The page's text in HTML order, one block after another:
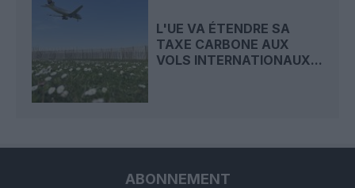
L'UE VA ÉTENDRE SA
TAXE CARBONE AUX
VOLS INTERNATIONAUX...
ABONNEMENT